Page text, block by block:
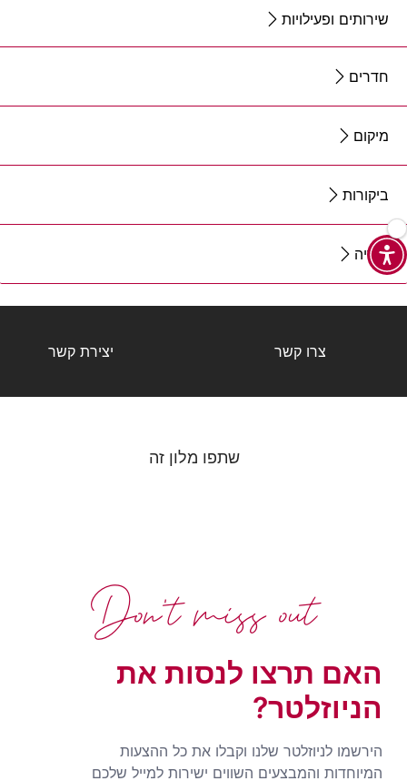
שירותים ופעילויות
חדרים
מיקום
ביקורות
גלריה
צרו קשר יצירת קשר
שתפו מלון זה
האם תרצו לנסות את
הניוזלטר?
הירשמו לניוזלטר שלנו וקבלו את כל ההצעות
המיוחדות והמבצעים השווים ישירות למייל שלכם
Don't miss out